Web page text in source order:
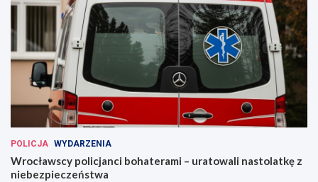
POLICJA WYDARZENIA
Wrocławscy policjanci bohaterami – uratowali nastolatkę z
niebezpieczeństwa